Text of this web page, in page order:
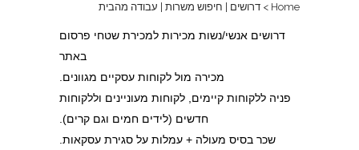
Home
> דרושים | חיפוש משרות | עבודה מהבית
דרושים אנשי/נשות מכירות למכירת שטחי פרסום
באתר
מכירה מול לקוחות עסקיים מגוונים.
פניה ללקוחות קיימים, לקוחות מעוניינים וללקוחות
חדשים (לידים חמים וגם קרים).
שכר בסיס מעולה + עמלות על סגירת עסקאות.